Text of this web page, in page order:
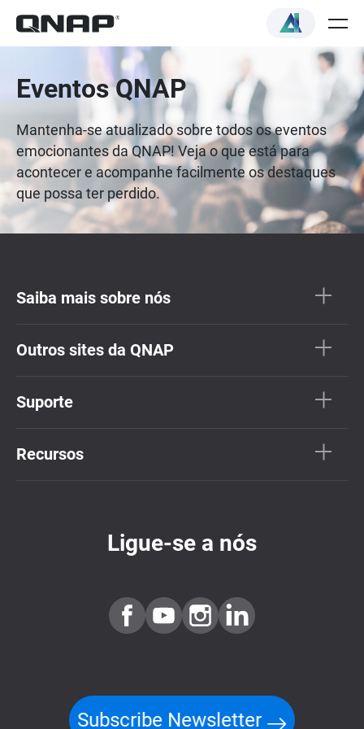
Eventos QNAP
Mantenha-se atualizado sobre todos os eventos
emocionantes da QNAP! Veja o que está para
acontecer e acompanhe facilmente os destaques
que possa ter perdido.
Saiba mais sobre nós
Outros sites da QNAP
Suporte
Recursos
Ligue-se a nós
Subscribe Newsletter